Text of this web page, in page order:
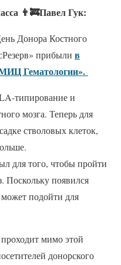
👨‍🚒Павел Гук:
Донора Костного
прибыли в
Гематологии».
типирование и
мозга. Теперь для
стволовых клеток,
для того, чтобы пройти
Поскольку появился
подойти для
мимо этой
донорского